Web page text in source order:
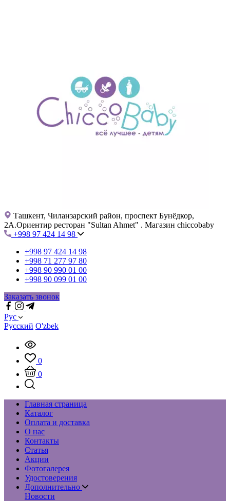
Ташкент, Чиланзарский район, проспект Бунёдкор,
2А.Ориентир ресторан "Sultan Ahmet" . Магазин chiccobaby
+998 97 424 14 98
+998 97 424 14 98
+998 71 277 97 80
+998 90 990 01 00
+998 90 099 01 00
Заказать звонок
Рус
Русский O'zbek
0
0
Главная страница
Каталог
Оплата и доставка
О нас
Контакты
Статья
Акции
Фотогалерея
Удостоверения
Дополнительно
Новости